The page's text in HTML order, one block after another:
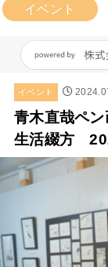
イベント
イベント
青木直哉ペン
生活綴方